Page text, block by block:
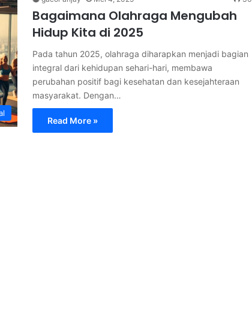
Bagaimana Olahraga Mengubah
Hidup Kita di 2025
Pada tahun 2025, olahraga diharapkan menjadi bagian
integral dari kehidupan sehari-hari, membawa
perubahan positif bagi kesehatan dan kesejahteraan
masyarakat. Dengan…
Read More »